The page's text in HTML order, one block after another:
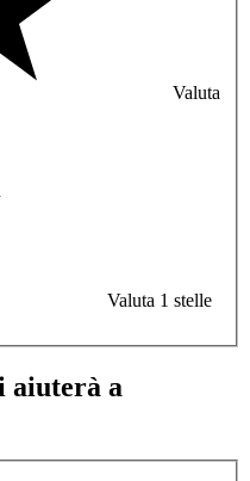
Valuta
Valuta 1 stelle
aiuterà a